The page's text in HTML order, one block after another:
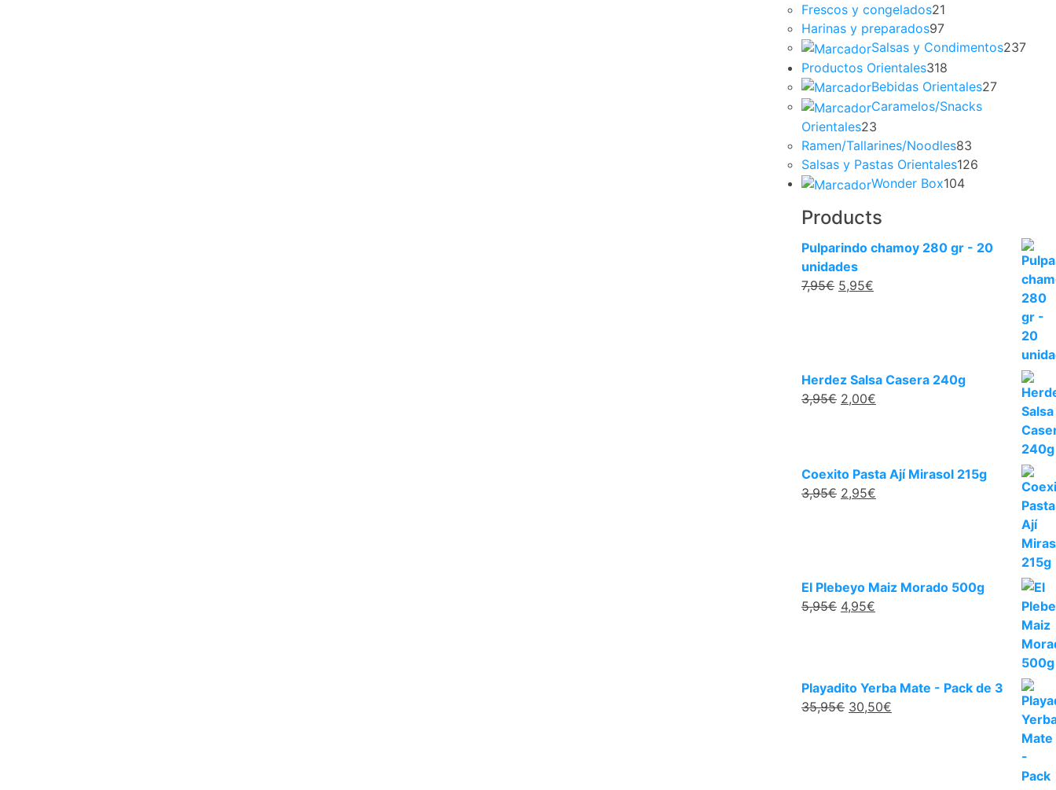
Frescos y congelados21
Harinas y preparados97
Salsas y Condimentos237
Productos Orientales318
Bebidas Orientales27
Caramelos/Snacks
Orientales23
Ramen/Tallarines/Noodles83
Salsas y Pastas Orientales126
Wonder Box104
Products
Pulparindo chamoy 280 gr - 20
unidades
7,95€ 5,95€
Herdez Salsa Casera 240g
3,95€ 2,00€
Coexito Pasta Ají Mirasol 215g
3,95€ 2,95€
El Plebeyo Maiz Morado 500g
5,95€ 4,95€
Playadito Yerba Mate - Pack de 3
35,95€ 30,50€